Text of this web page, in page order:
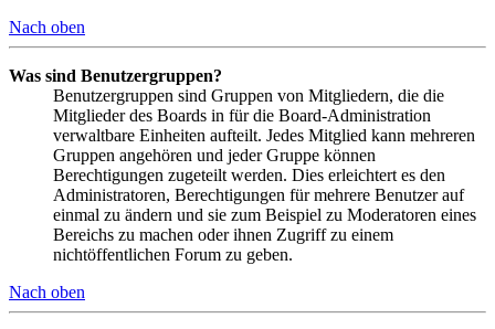
Nach oben
Was sind Benutzergruppen?
Benutzergruppen sind Gruppen von Mitgliedern, die die
Mitglieder des Boards in für die Board-Administration
verwaltbare Einheiten aufteilt. Jedes Mitglied kann mehreren
Gruppen angehören und jeder Gruppe können
Berechtigungen zugeteilt werden. Dies erleichtert es den
Administratoren, Berechtigungen für mehrere Benutzer auf
einmal zu ändern und sie zum Beispiel zu Moderatoren eines
Bereichs zu machen oder ihnen Zugriff zu einem
nichtöffentlichen Forum zu geben.
Nach oben